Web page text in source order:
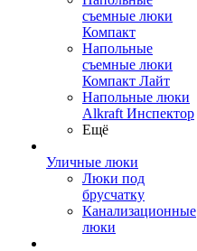
съемные люки
Компакт
Напольные
съемные люки
Компакт Лайт
Напольные люки
Alkraft Инспектор
Ещё
Уличные люки
Люки под
брусчатку
Канализационные
люки